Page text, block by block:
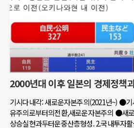
2000년대 이후 일본의 경제정책
기시다내각: 새로운자본주의(2021년~) ●
유주의로부터의전환,새로운자본주의 ●새
상승실현과두터운중산층형성. 2.국내투자